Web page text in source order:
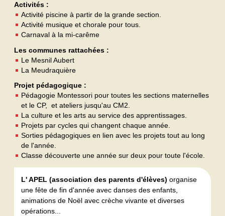
Activités :
Activité piscine à partir de la grande section.
Activité musique et chorale pour tous.
Carnaval à la mi-carême
Les communes rattachées :
Le Mesnil Aubert
La Meudraquière
Projet pédagogique :
Pédagogie Montessori pour toutes les sections maternelles
et le CP, et ateliers jusqu'au CM2.
La culture et les arts au service des apprentissages.
Projets par cycles qui changent chaque année.
Sorties pédagogiques en lien avec les projets tout au long
de l'année.
Classe découverte une année sur deux pour toute l'école.
L' APEL (association des parents d'élèves) organise
une fête de fin d'année avec danses des enfants,
animations de Noël avec crèche vivante et diverses
opérations...